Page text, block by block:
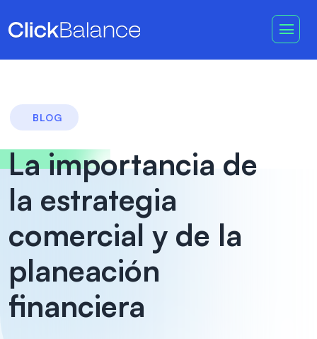
BLOG
La importancia de
la estrategia
comercial y de la
planeación
financiera